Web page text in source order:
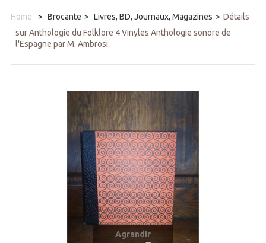
Home > Brocante > Livres, BD, Journaux, Magazines > Détails
sur Anthologie du Folklore 4 Vinyles Anthologie sonore de
l'Espagne par M. Ambrosi
Agrandir